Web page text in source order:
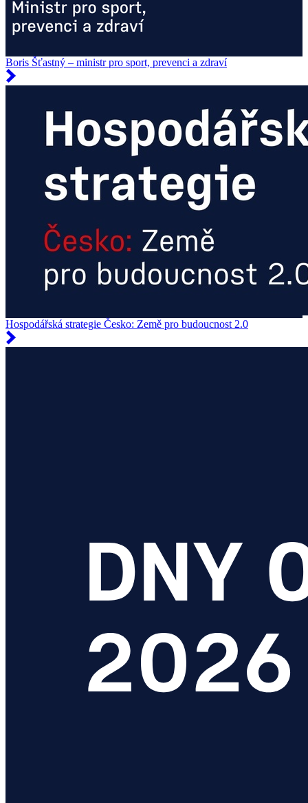
Boris Šťastný – ministr pro sport, prevenci a zdraví
Hospodářská strategie Česko: Země pro budoucnost 2.0